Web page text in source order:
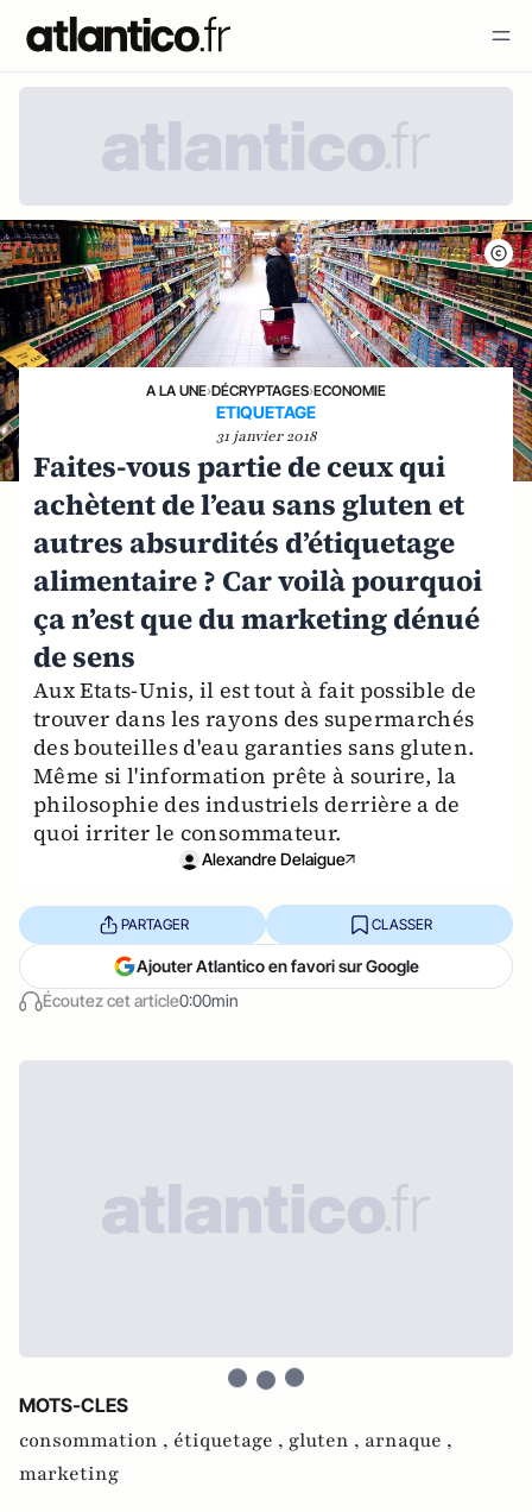
A LA UNE›DÉCRYPTAGES›ECONOMIE
ETIQUETAGE
31 janvier 2018
Faites-vous partie de ceux qui
achètent de l’eau sans gluten et
autres absurdités d’étiquetage
alimentaire ? Car voilà pourquoi
ça n’est que du marketing dénué
de sens
Aux Etats-Unis, il est tout à fait possible de
trouver dans les rayons des supermarchés
des bouteilles d'eau garanties sans gluten.
Même si l'information prête à sourire, la
philosophie des industriels derrière a de
quoi irriter le consommateur.
Alexandre Delaigue
Écoutez cet article0:00min
PARTAGER CLASSER
Ajouter Atlantico en favori sur Google
MOTS-CLES
consommation , étiquetage , gluten , arnaque ,
marketing